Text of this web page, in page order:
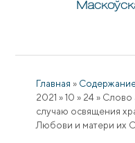
Главная »
2021 » 10 » 24 » Слово
случаю освящения
Любови и матери их